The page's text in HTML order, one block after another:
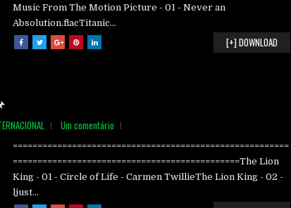
Music From The Motion Picture - 01 - Never an
Absolution.flacTitanic...
[+] DOWNLOAD
Um comentário
========================================================
==============================================The Lion
King - 01 - Circle of Life - Carmen TwillieThe Lion King - 02 -
ljust...